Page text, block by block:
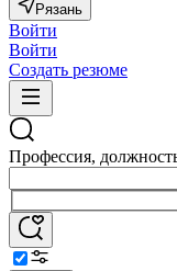
Рязань
Войти
Войти
Создать резюме
Профессия,